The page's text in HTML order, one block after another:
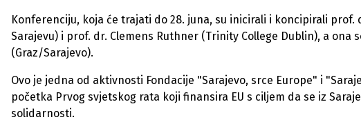
Konferenciju, koja će trajati do 28. juna, su inicirali i koncipirali
Sarajevu) i prof. dr. Clemens Ruthner (Trinity College Dublin), a ona
(Graz/Sarajevo).
Ovo je jedna od aktivnosti Fondacije "Sarajevo, srce Europe" i
početka Prvog svjetskog rata koji finansira EU s ciljem da se iz
solidarnosti.